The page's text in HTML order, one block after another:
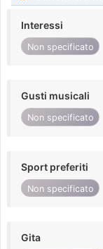
Interessi
Non specificato
Gusti musicali
Non specificato
Sport preferiti
Non specificato
Gita